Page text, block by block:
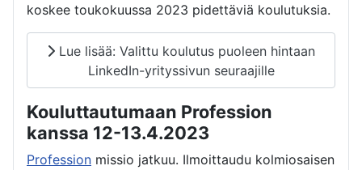
koskee toukokuussa 2023 pidettäviä koulutuksia.
Lue lisää: Valittu koulutus puoleen hintaan
LinkedIn-yrityssivun seuraajille
Kouluttautumaan Profession
kanssa 12-13.4.2023
Profession missio jatkuu. Ilmoittaudu kolmiosaisen